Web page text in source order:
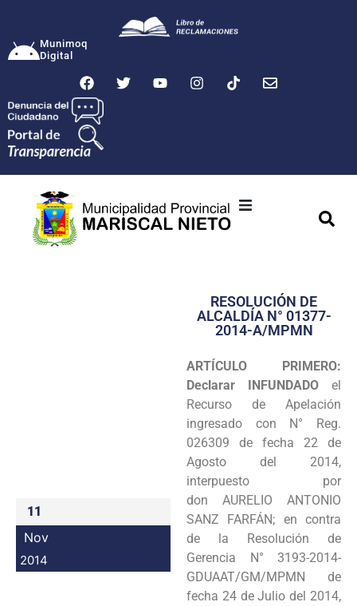
Munimoq
Digital
Transparencia
Programas
Intranet
11
Nov
2014
RESOLUCIÓN DE
ALCALDÍA N° 01377-
2014-A/MPMN
ARTÍCULO PRIMERO:
Declarar INFUNDADO el
Recurso de Apelación
ingresado con N° Reg.
026309 de fecha 22 de
Agosto del 2014,
interpuesto por
don AURELIO ANTONIO
SANZ FARFÁN; en contra
de la Resolución de
Gerencia N° 3193-2014-
GDUAAT/GM/MPMN de
fecha 24 de Julio del 2014,